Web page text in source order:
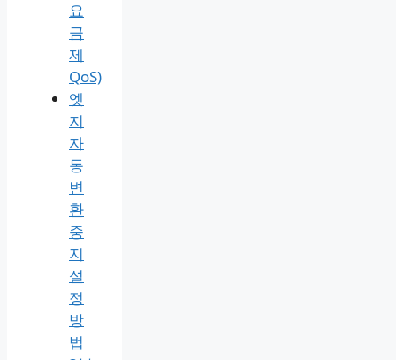
요
금
제
QoS)
엣
지
자
동
변
환
중
지
설
정
방
법